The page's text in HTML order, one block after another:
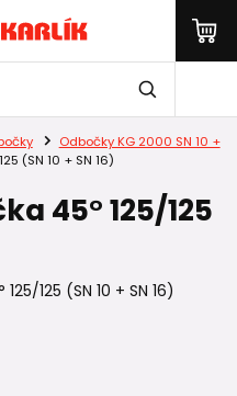
Odbočky KG 2000 SN 10 +
(SN 10 + SN 16)
45° 125/125